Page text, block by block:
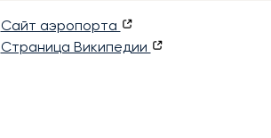
Сайт аэропорта
Страница Википедии